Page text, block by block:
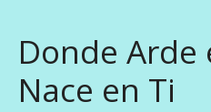
Donde Arde
Nace en Ti